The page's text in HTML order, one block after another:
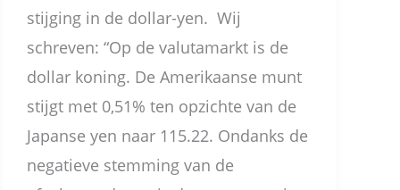
stijging in de dollar-yen. Wij
schreven: “Op de valutamarkt is de
dollar koning. De Amerikaanse munt
stijgt met 0,51% ten opzichte van de
Japanse yen naar 115.22. Ondanks de
negatieve stemming van de